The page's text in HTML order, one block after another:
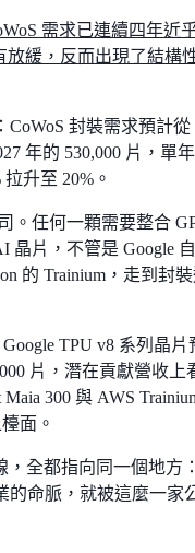
需求已連續四年近
放緩，反而出現了結構
封裝需求預計從
年的 530,000 片，單
升至 20%。
。任何一顆需要整合
晶片，不管是 Google
的 Trainium，走到封
TPU v8 系列晶片
片，潛在貢獻營收上
300 與 AWS
面。
，全都指向同一個地方
的命脈，就被這麼一家